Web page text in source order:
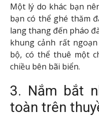
Một lý do khác bạn
bạn có thể ghé thăm
lang thang đến pháo
khung cảnh rất
bộ, có thể thuê một
chiều bên bãi biển.
3. Nắm bắt
toàn trên